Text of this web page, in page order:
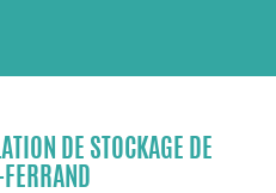
DE STOCKAGE DE